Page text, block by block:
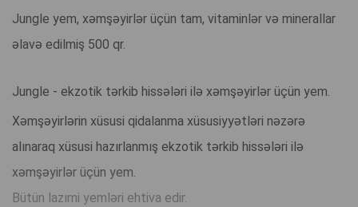
Jungle yem, xəmşəyirlər üçün tam, vitaminlər və minerallar
əlavə edilmiş 500 qr.
Jungle - ekzotik tərkib hissələri ilə xəmşəyirlər üçün yem.
Xəmşəyirlərin xüsusi qidalanma xüsusiyyətləri nəzərə
alınaraq xüsusi hazırlanmış ekzotik tərkib hissələri ilə
xəmşəyirlər üçün yem.
Bütün lazımi yemləri ehtiva edir.